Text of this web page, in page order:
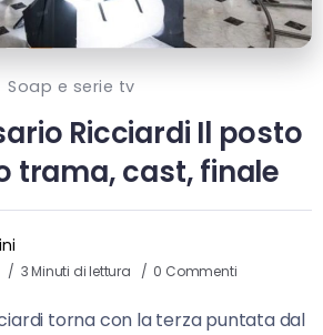
Soap e serie tv
Ricciardi Il posto
trama, cast, finale
3 Minuti di lettura 0 Commenti
torna con la terza puntata dal